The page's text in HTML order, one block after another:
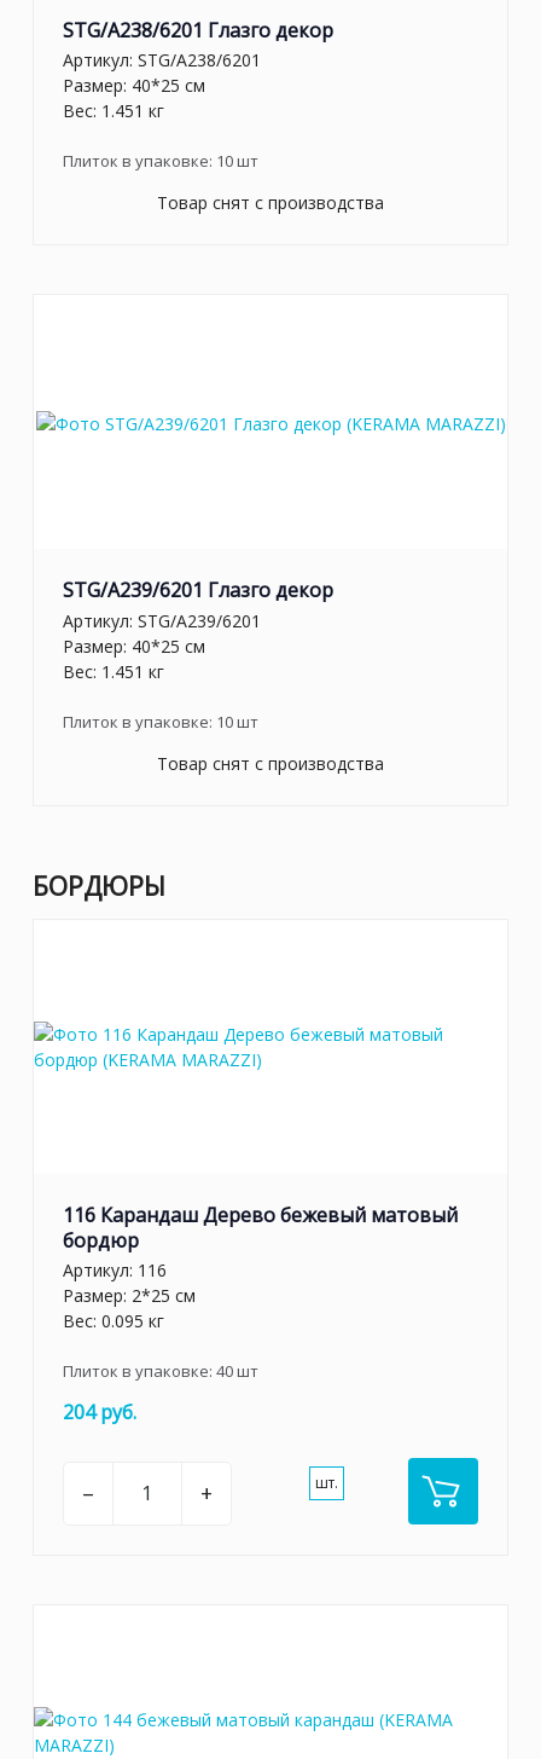
STG/A238/6201 Глазго декор
Артикул: STG/A238/6201
Размер: 40*25 см
Вес: 1.451 кг
Плиток в упаковке: 10шт
Товар снят с производства
STG/A239/6201 Глазго декор
Артикул: STG/A239/6201
Размер: 40*25 см
Вес: 1.451 кг
Плиток в упаковке: 10шт
Товар снят с производства
БОРДЮРЫ
116 Карандаш Дерево бежевый матовый
бордюр
Артикул: 116
Размер: 2*25 см
Вес: 0.095 кг
Плиток в упаковке: 40шт
204 руб.
– + шт.